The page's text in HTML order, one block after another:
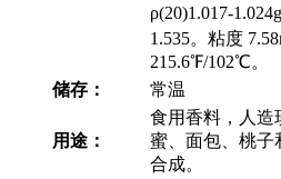
ρ(20)1.017-
1.535。粘度
215.6℉/102℃。
储存：
常温
用途：
食用香料，人造
蜜、面包、桃子
合成。